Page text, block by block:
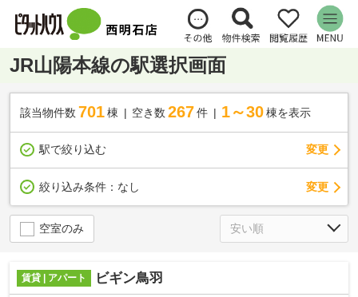
JR山陽本線の駅選択画面
該当物件数 701棟 空き数 267 件 1～30 棟を表示
駅で絞り込む 変更
絞り込み条件： なし 変更
空室のみ
賃貸 | アパート ビギン鳥羽